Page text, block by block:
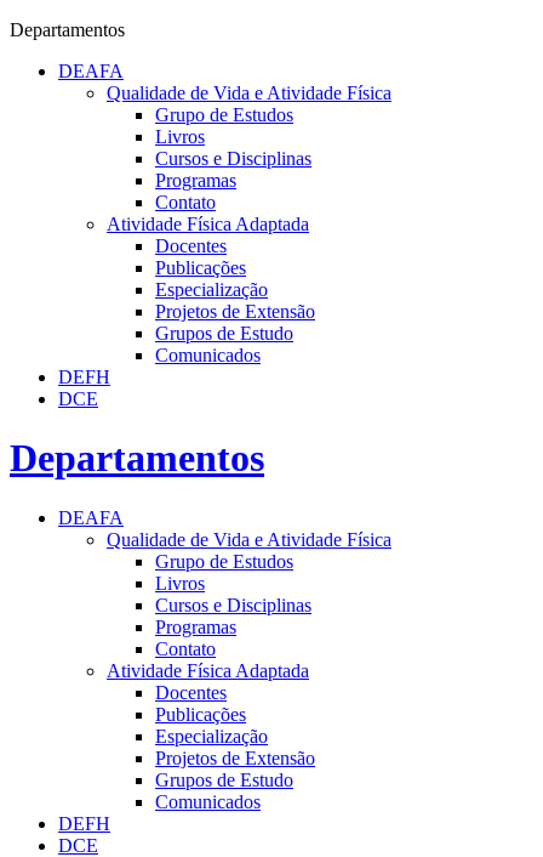
Departamentos
DEAFA
Qualidade de Vida e Atividade Física
Grupo de Estudos
Livros
Cursos e Disciplinas
Programas
Contato
Atividade Física Adaptada
Docentes
Publicações
Especialização
Projetos de Extensão
Grupos de Estudo
Comunicados
DEFH
DCE
Departamentos
DEAFA
Qualidade de Vida e Atividade Física
Grupo de Estudos
Livros
Cursos e Disciplinas
Programas
Contato
Atividade Física Adaptada
Docentes
Publicações
Especialização
Projetos de Extensão
Grupos de Estudo
Comunicados
DEFH
DCE